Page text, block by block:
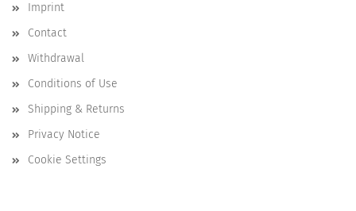
Imprint
Contact
Withdrawal
Conditions of Use
Shipping & Returns
Privacy Notice
Cookie Settings